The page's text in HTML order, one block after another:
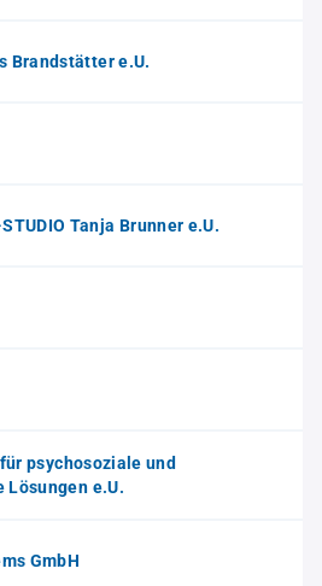
Brandstätter e.U.
Tanja Brunner e.U.
psychosoziale und
Lösungen e.U.
GmbH